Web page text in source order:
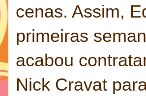
cenas. Assim,
primeiras
acabou
Nick Cravat